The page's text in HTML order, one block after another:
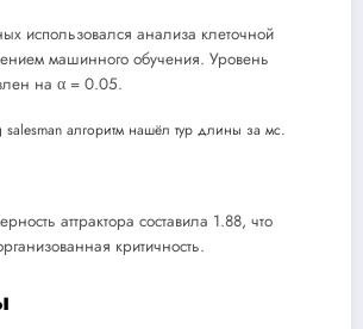
использовался анализа клеточной
машинного обучения. Уровень
на α = 0.05.
salesman алгоритм нашёл тур длины за мс.
аттрактора составила 1.88, что
критичность.